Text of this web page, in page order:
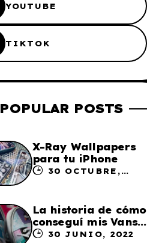
YOUTUBE
TIKTOK
POPULAR POSTS
X-Ray Wallpapers
para tu iPhone
30 OCTUBRE,
La historia de cómo
conseguí mis Vans
X Sailor Moon
30 JUNIO, 2022